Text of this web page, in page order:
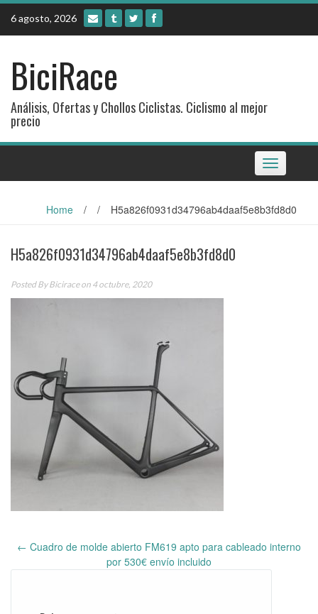
Skip
content
6 agosto, 2026
BiciRace
Análisis, Ofertas y Chollos Ciclistas. Ciclismo al mejor
precio
Toggle
navigation
Home / / H5a826f0931d34796ab4daaf5e8b3fd8d0
H5a826f0931d34796ab4daaf5e8b3fd8d0
Posted ByBiciraceon 4 octubre, 2020
navigation
← Cuadro de molde abierto FM619 apto para cableado interno
por 530€ envío incluido